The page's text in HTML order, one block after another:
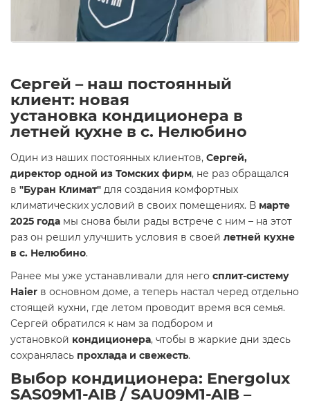
Сергей – наш постоянный
клиент: новая
установка кондиционера в
летней кухне в с. Нелюбино
Один из наших постоянных клиентов, Сергей,
директор одной из Томских фирм, не раз обращался
в "Буран Климат" для создания комфортных
климатических условий в своих помещениях. В марте
2025 года мы снова были рады встрече с ним – на этот
раз он решил улучшить условия в своей летней кухне
в с. Нелюбино.
Ранее мы уже устанавливали для него сплит-систему
Haier в основном доме, а теперь настал черед отдельно
стоящей кухни, где летом проводит время вся семья.
Сергей обратился к нам за подбором и
установкой кондиционера, чтобы в жаркие дни здесь
сохранялась прохлада и свежесть.
Выбор кондиционера: Energolux
SAS09M1-AIB / SAU09M1-AIB –